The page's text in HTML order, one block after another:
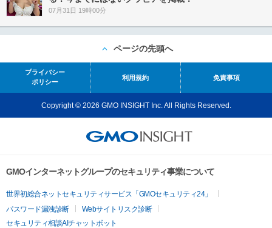
07月31日 19時00分
ページの先頭へ
プライバシー
ポリシー
利用規約 免責事項
Copyright © 2026 GMO INSIGHT Inc. All Rights Reserved.
GMOインターネットグループのセキュリティ事業について
世界初総合ネットセキュリティサービス「GMOセキュリティ24」
パスワード漏洩診断
Webサイトリスク診断
セキュリティ相談AIチャットボット